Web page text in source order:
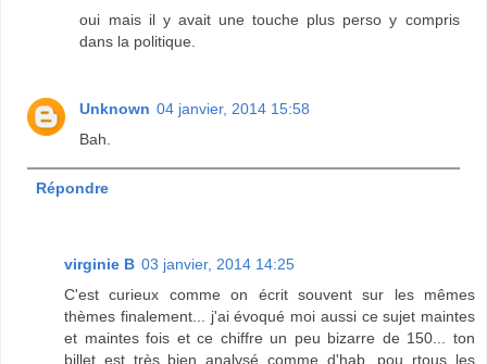
oui mais il y avait une touche plus perso y compris
dans la politique.
Unknown 04 janvier, 2014 15:58
Bah.
Répondre
virginie B 03 janvier, 2014 14:25
C'est curieux comme on écrit souvent sur les mêmes
thèmes finalement... j'ai évoqué moi aussi ce sujet maintes
et maintes fois et ce chiffre un peu bizarre de 150... ton
billet est très bien analysé comme d'hab. pou rtous les